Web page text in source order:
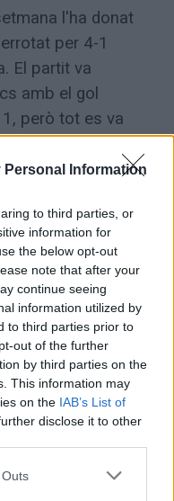
Personal Information
to third parties, or
information for
the below opt-out
note that after your
continue seeing
information utilized by
to third parties prior to
out of the further
by third parties on the
This information may
on the IAB’s List of
disclose it to other
one or more Google
l'ha donat
per 4-1
El partit va
amb el gol
però tot es va
El gol va fer
amb el 2-1. El
però el
l'anotació de Luis
sense
Ter, que van veure
el partit amb el
als quadribarrats i
amb 35 punts, i es
de descens que el